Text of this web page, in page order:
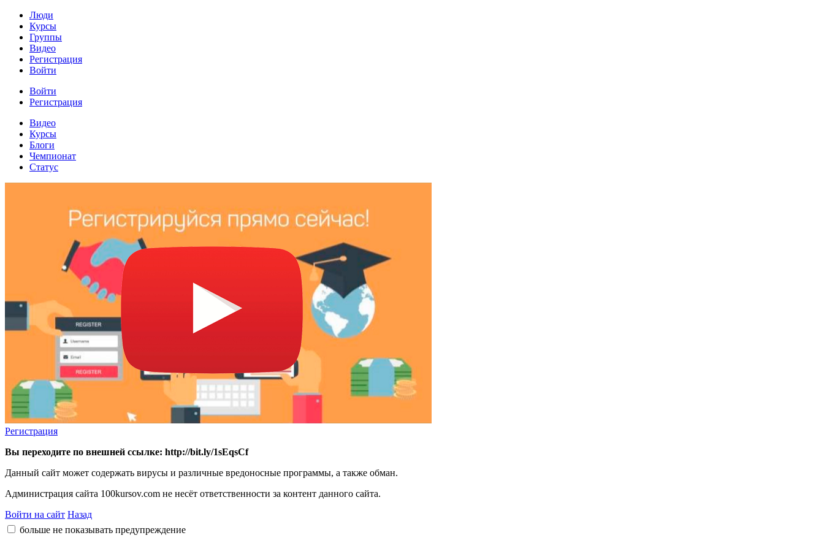
Люди
Курсы
Группы
Видео
Регистрация
Войти
Войти
Регистрация
Видео
Курсы
Блоги
Чемпионат
Статус
Регистрация
Вы переходите по внешней ссылке: http://bit.ly/1sEqsCf
Данный сайт может содержать вирусы и различные вредоносные программы, а также обман.
Администрация сайта 100kursov.com не несёт ответственности за контент данного сайта.
Войти на сайт Назад
больше не показывать предупреждение